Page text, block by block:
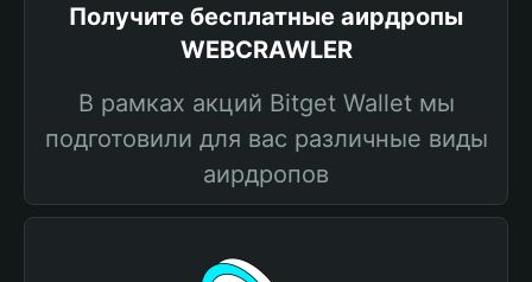
Получите бесплатные аирдропы
WEBCRAWLER
В рамках акций Bitget Wallet мы
подготовили для вас различные виды
аирдропов